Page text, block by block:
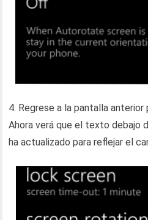
4. Regrese a la pantalla anterior
Ahora verá que el texto debajo
ha actualizado para reflejar el